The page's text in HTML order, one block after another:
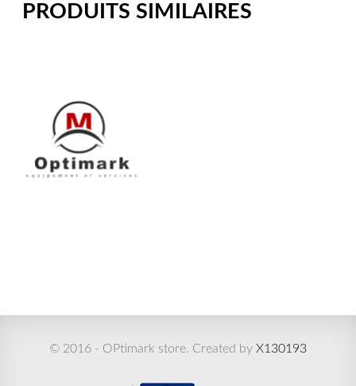
PRODUITS SIMILAIRES
© 2016 - OPtimark store. Created by X130193